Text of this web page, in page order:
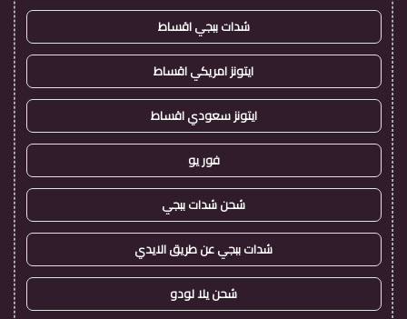
شدات ببجي اقساط
ايتونز امريكي اقساط
ايتونز سعودي اقساط
فور يو
شحن شدات ببجي
شدات ببجي عن طريق الايدي
شحن يلا لودو